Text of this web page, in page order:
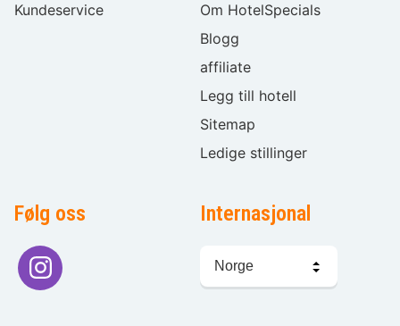
Kundeservice
Om HotelSpecials
Blogg
affiliate
Legg till hotell
Sitemap
Ledige stillinger
Følg oss Internasjonal